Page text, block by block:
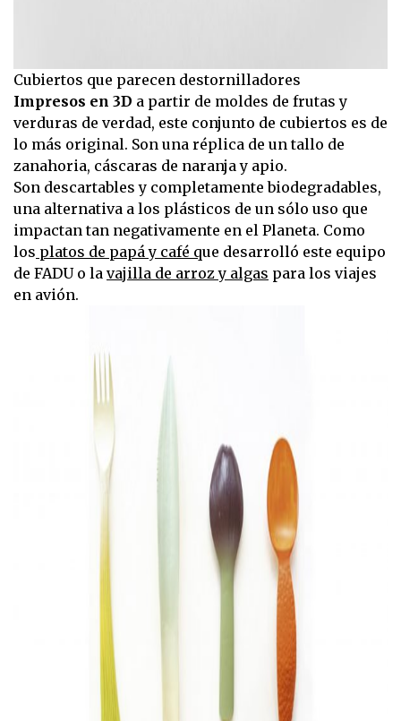
Cubiertos que parecen destornilladores
Impresos en 3D a partir de moldes de frutas y
verduras de verdad, este conjunto de cubiertos es de
lo más original. Son una réplica de un tallo de
zanahoria, cáscaras de naranja y apio.
Son descartables y completamente biodegradables,
una alternativa a los plásticos de un sólo uso que
impactan tan negativamente en el Planeta. Como
los platos de papá y café que desarrolló este equipo
de FADU o la vajilla de arroz y algas para los viajes
en avión.